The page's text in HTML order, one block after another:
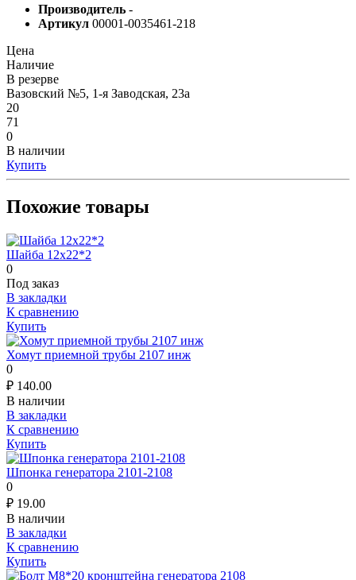
Производитель -
Артикул 00001-0035461-218
Цена
Наличие
В резерве
Вазовский №5, 1-я Заводская, 23а
20
71
0
В наличии
Купить
Похожие товары
Шайба 12х22*2
0
Под заказ
В закладки
К сравнению
Купить
Хомут приемной трубы 2107 инж
0
₽ 140.00
В наличии
В закладки
К сравнению
Купить
Шпонка генератора 2101-2108
0
₽ 19.00
В наличии
В закладки
К сравнению
Купить